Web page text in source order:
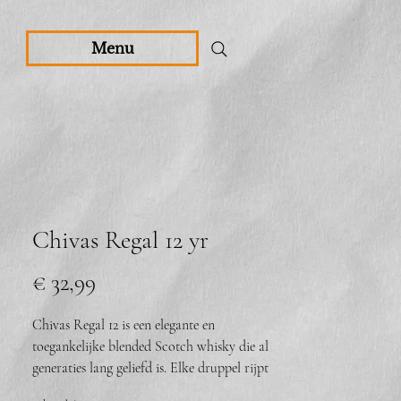
Menu
Chivas Regal 12 yr
€ 32,99
Chivas Regal 12 is een elegante en
toegankelijke blended Scotch whisky die al
generaties lang geliefd is. Elke druppel rijpt